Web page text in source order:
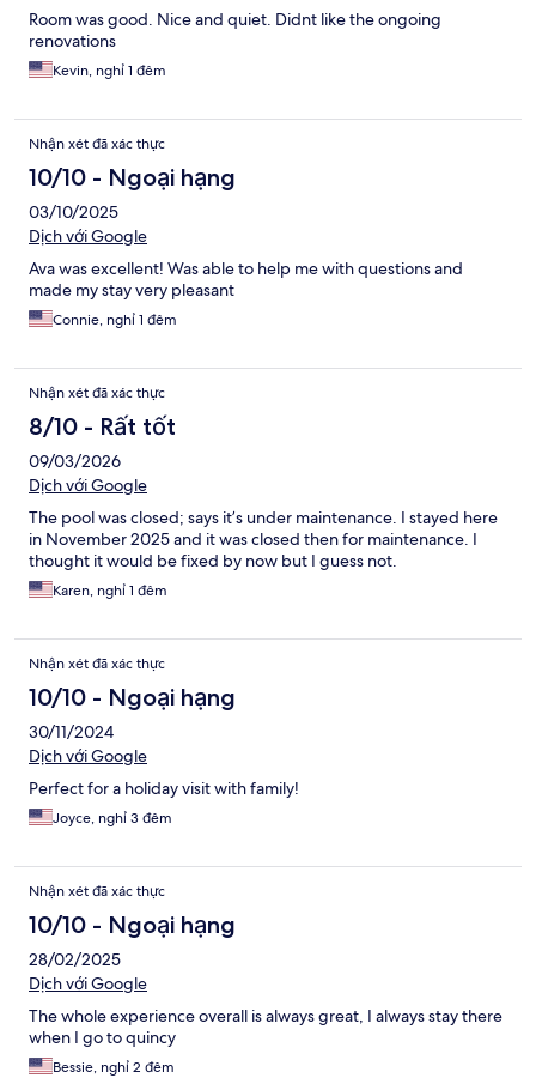
Room was good. Nice and quiet. Didnt like the ongoing
renovations
Kevin, nghỉ 1 đêm
Nhận xét đã xác thực
10/10 - Ngoại hạng
03/10/2025
Dịch với Google
Ava was excellent! Was able to help me with questions and
made my stay very pleasant
Connie, nghỉ 1 đêm
Nhận xét đã xác thực
8/10 - Rất tốt
09/03/2026
Dịch với Google
The pool was closed; says it’s under maintenance. I stayed here
in November 2025 and it was closed then for maintenance. I
thought it would be fixed by now but I guess not.
Karen, nghỉ 1 đêm
Nhận xét đã xác thực
10/10 - Ngoại hạng
30/11/2024
Dịch với Google
Perfect for a holiday visit with family!
Joyce, nghỉ 3 đêm
Nhận xét đã xác thực
10/10 - Ngoại hạng
28/02/2025
Dịch với Google
The whole experience overall is always great, I always stay there
when I go to quincy
Bessie, nghỉ 2 đêm